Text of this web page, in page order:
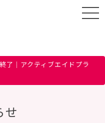
了｜アクティブエイドプラ
せ